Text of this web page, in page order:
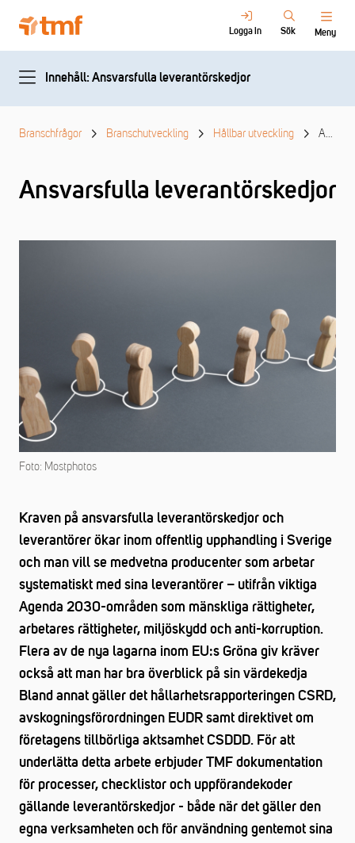
Logga in Sök Meny
Innehåll: Ansvarsfulla leverantörskedjor
Branschfrågor Branschutveckling Hållbar utveckling Ansvarsfulla leverantörskedjor
Ansvarsfulla leverantörskedjor
Foto: Mostphotos
Kraven på ansvarsfulla leverantörskedjor och
leverantörer ökar inom offentlig upphandling i Sverige
och man vill se medvetna producenter som arbetar
systematiskt med sina leverantörer – utifrån viktiga
Agenda 2030-områden som mänskliga rättigheter,
arbetares rättigheter, miljöskydd och anti-korruption.
Flera av de nya lagarna inom EU:s Gröna giv kräver
också att man har bra överblick på sin värdekedja
Bland annat gäller det hållarhetsrapporteringen CSRD,
avskogningsförordningen EUDR samt direktivet om
företagens tillbörliga aktsamhet CSDDD. För att
underlätta detta arbete erbjuder TMF dokumentation
för processer, checklistor och uppförandekoder
gällande leverantörskedjor - både när det gäller den
egna verksamheten och för användning gentemot sina